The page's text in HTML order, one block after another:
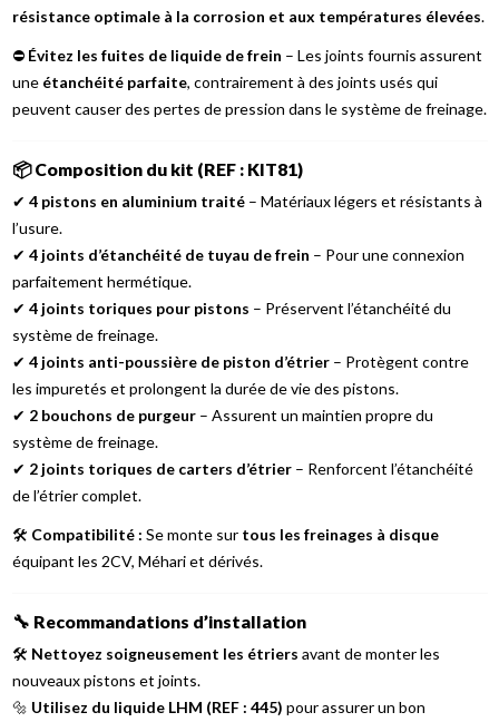
résistance optimale à la corrosion et aux températures élevées.
⛔ Évitez les fuites de liquide de frein – Les joints fournis assurent
une étanchéité parfaite, contrairement à des joints usés qui
peuvent causer des pertes de pression dans le système de freinage.
📦Composition du kit (REF : KIT81)
✔ 4 pistons en aluminium traité– Matériaux légers et résistants à
l’usure.
✔ 4 joints d’étanchéité de tuyau de frein – Pour une connexion
parfaitement hermétique.
✔ 4 joints toriques pour pistons – Préservent l’étanchéité du
système de freinage.
✔ 4 joints anti-poussière de piston d’étrier– Protègent contre
les impuretés et prolongent la durée de vie des pistons.
✔ 2 bouchons de purgeur– Assurent un maintien propre du
système de freinage.
✔ 2 joints toriques de carters d’étrier– Renforcent l’étanchéité
de l’étrier complet.
🛠️ Compatibilité : Se monte sur tous les freinages à disque
équipant les 2CV, Méhari et dérivés.
🔧 Recommandations d’installation
🛠️ Nettoyez soigneusement les étriers avant de monter les
nouveaux pistons et joints.
🔩 Utilisez du liquide LHM (REF : 445) pour assurer un bon